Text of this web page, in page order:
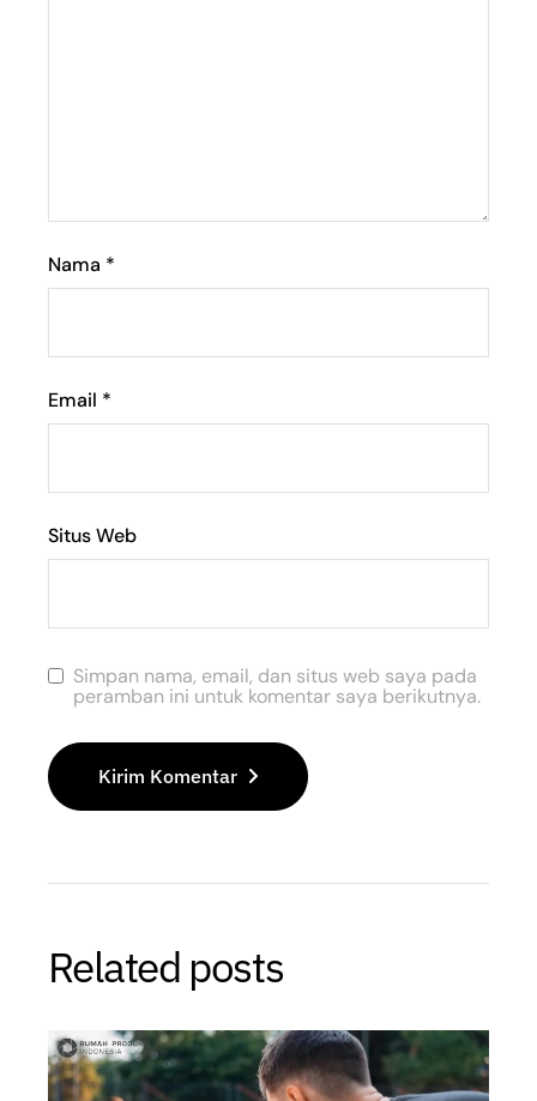
Nama *
Email *
Situs Web
Simpan nama, email, dan situs web saya pada
peramban ini untuk komentar saya berikutnya.
Kirim Komentar
Related posts